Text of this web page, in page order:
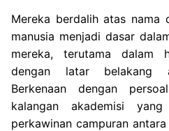
Mereka berdalih atas nama
manusia menjadi dasar
mereka, terutama dalam
dengan latar belakang
Berkenaan dengan
kalangan akademisi
perkawinan campuran